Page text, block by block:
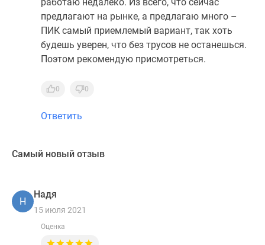
предлагают на рынке, а предлагаю много –
ПИК самый приемлемый вариант, так хоть
будешь уверен, что без трусов не останешься.
Поэтом рекомендую присмотреться.
0 0
Ответить
Самый новый отзыв
Н
Надя
15 июля 2021
Оценка